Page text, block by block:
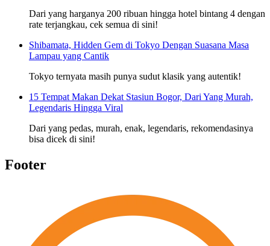
Dari yang harganya 200 ribuan hingga hotel bintang 4 dengan
rate terjangkau, cek semua di sini!
Shibamata, Hidden Gem di Tokyo Dengan Suasana Masa
Lampau yang Cantik
Tokyo ternyata masih punya sudut klasik yang autentik!
15 Tempat Makan Dekat Stasiun Bogor, Dari Yang Murah,
Legendaris Hingga Viral
Dari yang pedas, murah, enak, legendaris, rekomendasinya
bisa dicek di sini!
Footer